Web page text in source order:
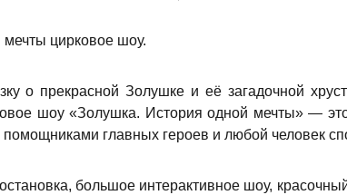
цирковое шоу.
о прекрасной Золушке и её загадочной
шоу «Золушка. История одной мечты» —
главных героев и любой человек
большое интерактивное шоу,